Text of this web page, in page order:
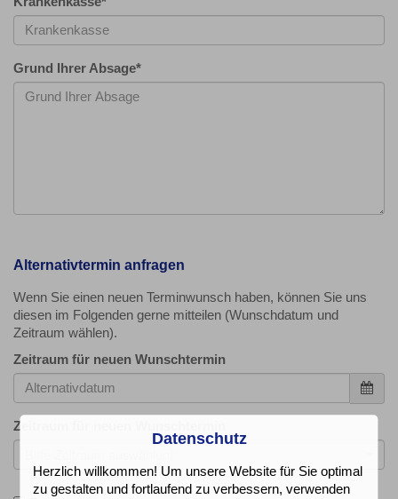
Grund Ihrer Absage*
Alternativtermin anfragen
Wenn Sie einen neuen Terminwunsch haben, können Sie uns
diesen im Folgenden gerne mitteilen (Wunschdatum und
Zeitraum wählen).
Zeitraum für neuen Wunschtermin
Zeitraum für neuen Wunschtermin
Datenschutz
Herzlich willkommen! Um unsere Website für Sie optimal
zu gestalten und fortlaufend zu verbessern, verwenden